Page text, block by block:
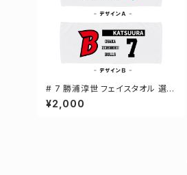
# 7 勝浦淳世 フェイスタオル 選手
還元 2デザイン FT0144
¥2,000